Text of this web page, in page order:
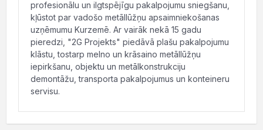
profesionālu un ilgtspējīgu pakalpojumu sniegšanu,
kļūstot par vadošo metāllūžņu apsaimniekošanas
uzņēmumu Kurzemē. Ar vairāk nekā 15 gadu
pieredzi, "2G Projekts" piedāvā plašu pakalpojumu
klāstu, tostarp melno un krāsaino metāllūžņu
iepirkšanu, objektu un metālkonstrukciju
demontāžu, transporta pakalpojumus un konteineru
servisu.